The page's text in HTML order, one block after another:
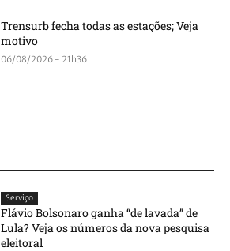
Trensurb fecha todas as estações; Veja
motivo
06/08/2026 - 21h36
Serviço
Flávio Bolsonaro ganha “de lavada” de
Lula? Veja os números da nova pesquisa
eleitoral